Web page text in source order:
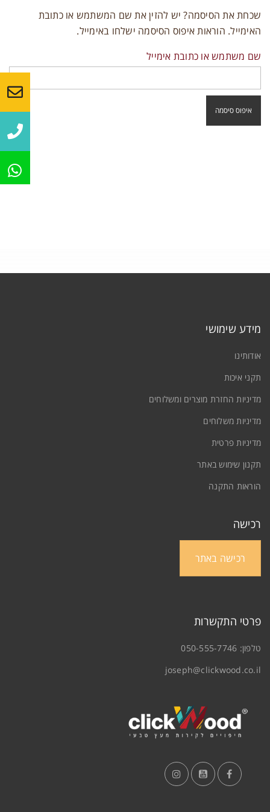
צרו קשרשכחת את הסיסמה? יש להזין את שם המשתמש או כתובת
האימייל. הוראות איפוס הסיסמה ישלחו באימייל.
שם משתמש או כתובת אימייל
איפוס סיסמה
מידע שימושי
אודותינו
תקני איכות
מדיניות החזרת מוצרים ומשלוחים
מדיניות משלוחים
מדיניות פרטית
תקנון שימוש באתר
הוראות התקנה
רכישה
רכישה באתר
פרטי התקשרות
טלפון: 050-555-7746
joseph@clickwood.co.il